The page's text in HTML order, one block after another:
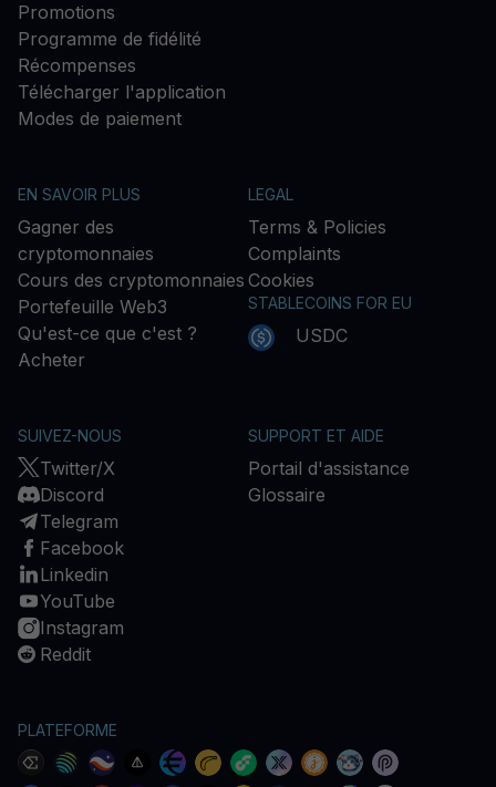
Promotions
Programme de fidélité
Récompenses
Télécharger l'application
Modes de paiement
EN SAVOIR PLUS
Gagner des
cryptomonnaies
Cours des cryptomonnaies
Portefeuille Web3
Qu'est-ce que c'est ?
Acheter
LEGAL
Terms & Policies
Complaints
Cookies
STABLECOINS FOR EU
USDC
SUIVEZ-NOUS
Twitter/X
Discord
Telegram
Facebook
Linkedin
YouTube
Instagram
Reddit
SUPPORT ET AIDE
Portail d'assistance
Glossaire
PLATEFORME